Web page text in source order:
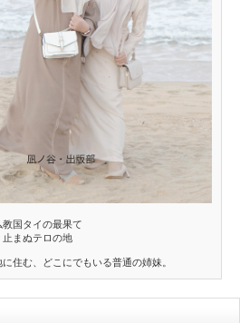
教国タイの最果て
止まぬテロの地
住む、どこにでもいる普通の姉妹。